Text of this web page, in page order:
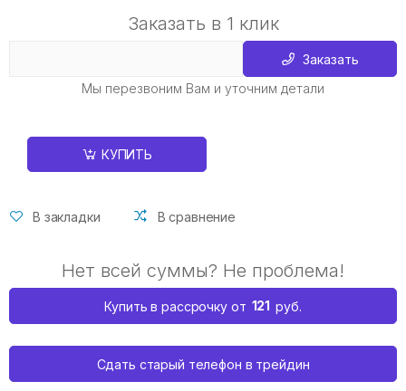
Заказать в 1 клик
Заказать
Мы перезвоним Вам и уточним детали
КУПИТЬ
В закладки В сравнение
Нет всей суммы? Не проблема!
Купить в рассрочку от 121 руб.
Сдать старый телефон в трейдин